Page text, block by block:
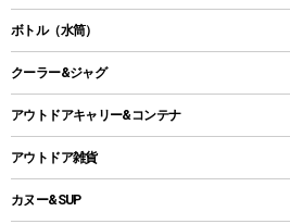
スクエアタープ（レクタタープ）
メッシュタープ
自立式タープ
パラソル
テントアクセサリー
ペグ
LEDライト
ヘッドライト
キャンドル
ガス缶
ガストーチ、ライター
焚き火台タイプ（ロースタイル）グリル
卓上タイプグリル
パーティータイプグリル
鉄板、アミ
ダッチオーブン
ホットサンドメーカー
クッカーセット
シェラカップ
ボトル（水筒）
ステンレスボトル
コップ付きタイプ
ワンタッチタイプ
プラスチックボトル
クーラー&ジャグ
クーラーボックス
クーラーバッグ
ウォータージャグ
アウトドアキャリー&コンテナ
アウトドアキャリー
アウトドア雑貨
バックパック&バッグ
カヌー&SUP